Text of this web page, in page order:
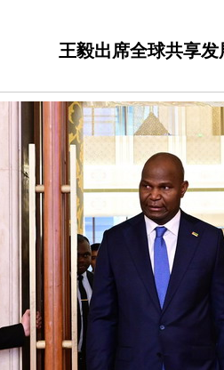
王毅出席全球共享